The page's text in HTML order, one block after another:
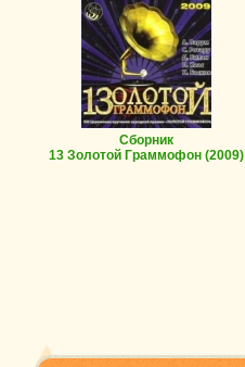
Сборник
13 Золотой Граммофон (2009)